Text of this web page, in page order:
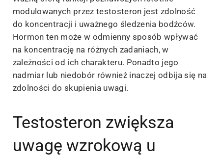
modulowanych przez testosteron jest zdolność
do koncentracji i uważnego śledzenia bodźców.
Hormon ten może w odmienny sposób wpływać
na koncentrację na różnych zadaniach, w
zależności od ich charakteru. Ponadto jego
nadmiar lub niedobór również inaczej odbija się na
zdolności do skupienia uwagi.
Testosteron zwiększa
uwagę wzrokową u